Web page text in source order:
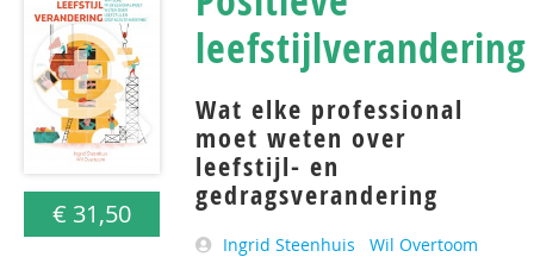
€ 31,50
leefstijlverandering
Wat elke professional
moet weten over
leefstijl- en
gedragsverandering
Ingrid Steenhuis Wil Overtoom